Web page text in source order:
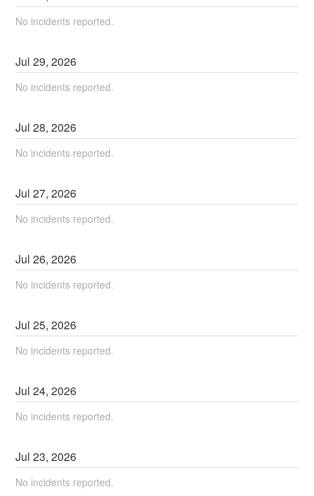
No incidents reported.
Jul29,2026
No incidents reported.
Jul28,2026
No incidents reported.
Jul27,2026
No incidents reported.
Jul26,2026
No incidents reported.
Jul25,2026
No incidents reported.
Jul24,2026
No incidents reported.
Jul23,2026
No incidents reported.